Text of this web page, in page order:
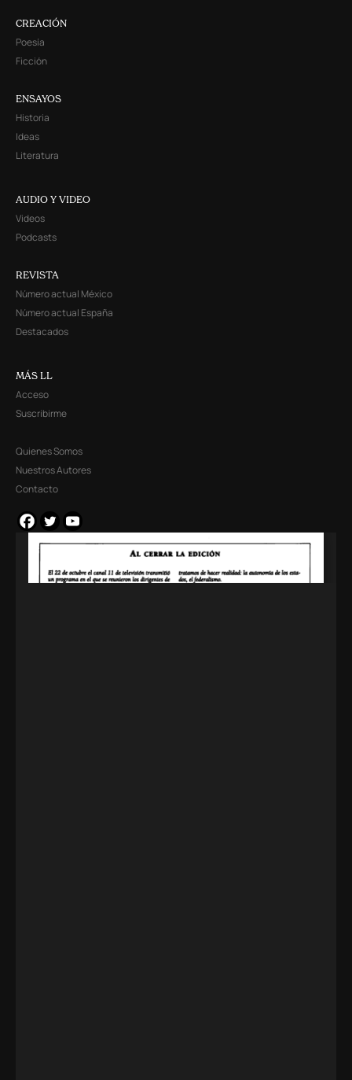
CREACIÓN
Poesía
Ficción
ENSAYOS
Historia
Ideas
Literatura
AUDIO Y VIDEO
Videos
Podcasts
REVISTA
Número actual México
Número actual España
Destacados
MÁS LL
Acceso
Suscribirme
Quienes Somos
Nuestros Autores
Contacto